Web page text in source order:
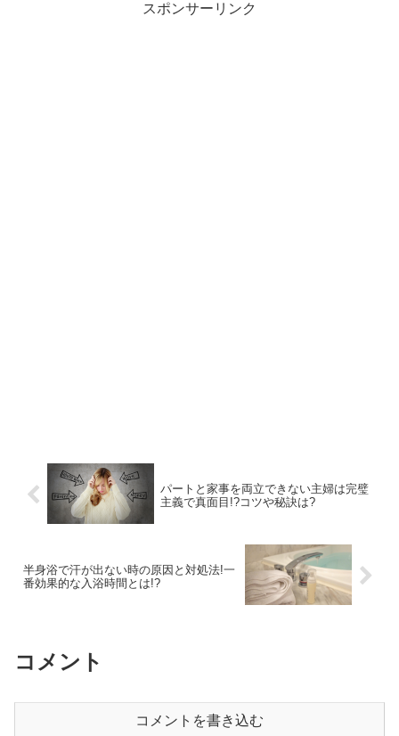
スポンサーリンク
パートと家事を両立できない主婦は完璧
主義で真面目!?コツや秘訣は?
半身浴で汗が出ない時の原因と対処法!一
番効果的な入浴時間とは!?
コメント
コメントを書き込む